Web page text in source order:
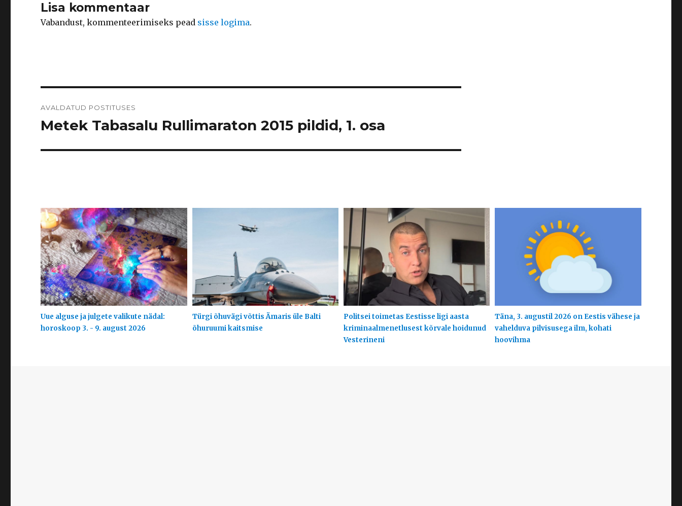
Lisa kommentaar
Vabandust, kommenteerimiseks pead sisse logima.
AVALDATUD POSTITUSES
Metek Tabasalu Rullimaraton 2015 pildid, 1. osa
Uue alguse ja julgete valikute nädal:
horoskoop 3. - 9. august 2026
Türgi õhuvägi võttis Ämaris üle Balti
õhuruumi kaitsmise
Politsei toimetas Eestisse ligi aasta
kriminaalmenetlusest kõrvale hoidunud
Vesterineni
Täna, 3. augustil 2026 on Eestis vähese ja
vahelduva pilvisusega ilm, kohati
hoovihma